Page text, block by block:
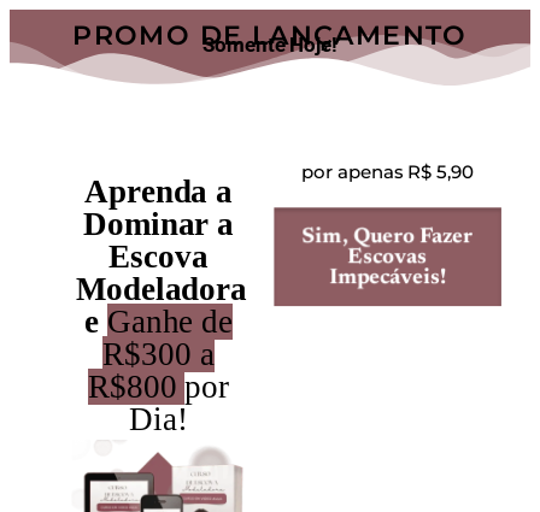
PROMO DE LANÇAMENTO
Somente Hoje!
Aprenda a
Dominar a
Escova
Modeladora
e Ganhe de
R$300 a
R$800por
Dia!
por apenas R$ 5,90
Sim, Quero Fazer
Escovas
Impecáveis!